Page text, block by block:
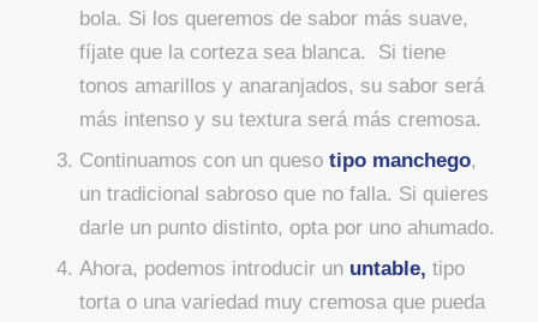
bola. Si los queremos de sabor más suave,
fíjate que la corteza sea blanca. Si tiene
tonos amarillos y anaranjados, su sabor será
más intenso y su textura será más cremosa.
Continuamos con un queso tipo manchego,
un tradicional sabroso que no falla. Si quieres
darle un punto distinto, opta por uno ahumado.
Ahora, podemos introducir un untable, tipo
torta o una variedad muy cremosa que pueda